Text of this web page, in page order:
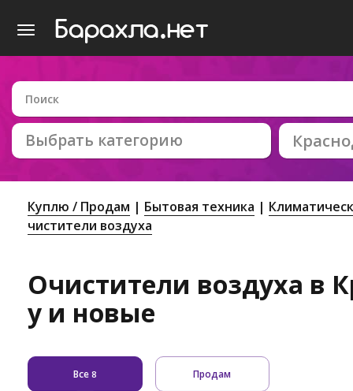
Выбрать категорию
Куплю / Продам Бытовая техника
чистители воздуха
Очистители воздуха в
у и новые
Все8 Продам